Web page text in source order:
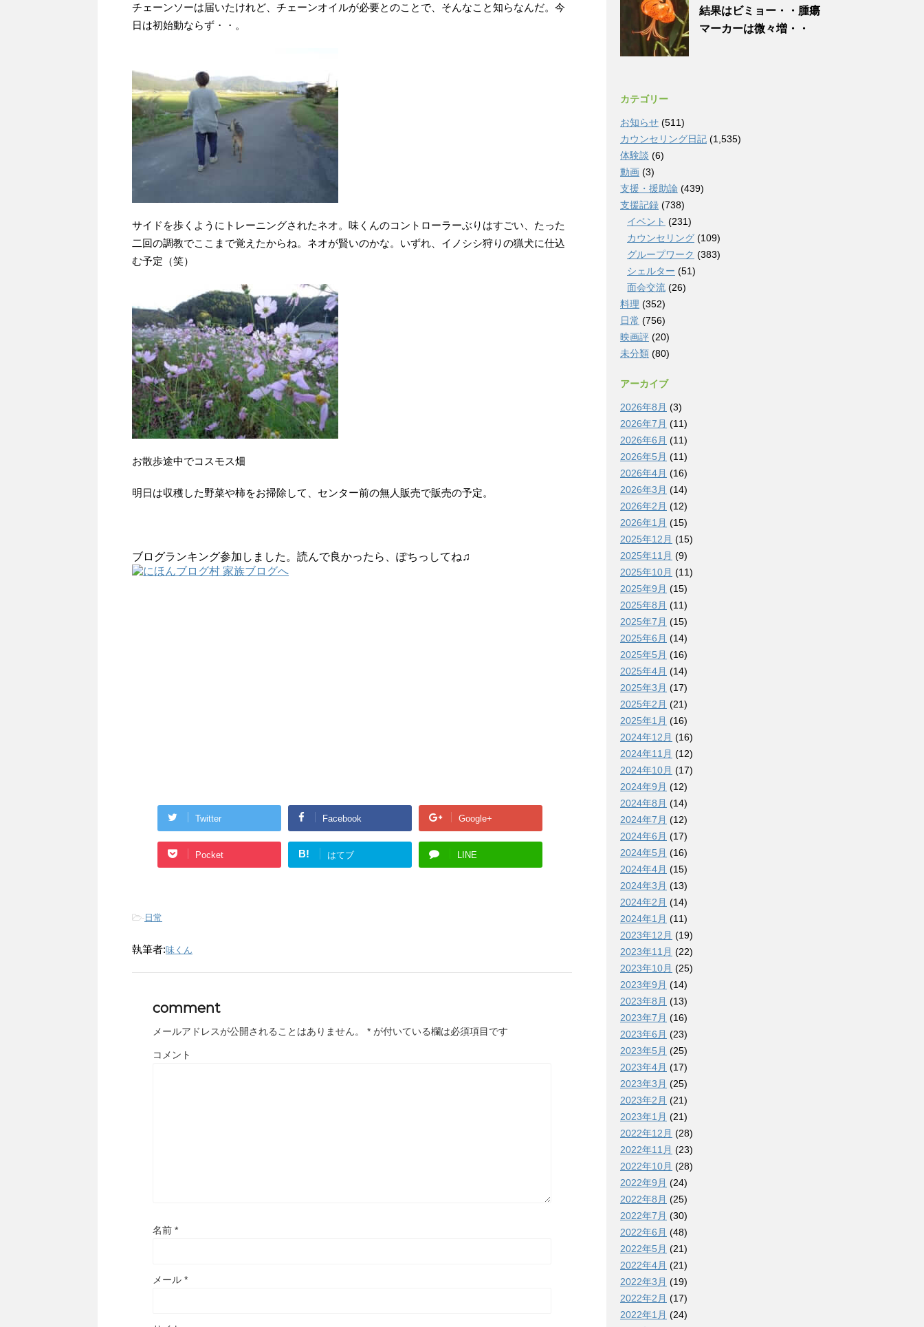
チェーンソーは届いたけれど、チェーンオイルが必要とのことで、そんなこと知らなんだ。今
日は初始動ならず・・。
サイドを歩くようにトレーニングされたネオ。味くんのコントローラーぶりはすごい、たった
二回の調教でここまで覚えたからね。ネオが賢いのかな。いずれ、イノシシ狩りの猟犬に仕込
む予定（笑）
お散歩途中でコスモス畑
明日は収穫した野菜や柿をお掃除して、センター前の無人販売で販売の予定。
ブログランキング参加しました。読んで良かったら、ぽちっしてね♫
Twitter Facebook Google+
Pocket B! はてブ LINE
- 日常
執筆者:味くん
comment
メールアドレスが公開されることはありません。 * が付いている欄は必須項目です
コメント
名前 *
メール *
結果はビミョー・・腫瘍
マーカーは微々増・・
カテゴリー
お知らせ (511)
カウンセリング日記 (1,535)
体験談 (6)
動画 (3)
支援・援助論 (439)
支援記録 (738)
イベント (231)
カウンセリング (109)
グループワーク (383)
シェルター (51)
面会交流 (26)
料理 (352)
日常 (756)
映画評 (20)
未分類 (80)
アーカイブ
2026年8月 (3)
2026年7月 (11)
2026年6月 (11)
2026年5月 (11)
2026年4月 (16)
2026年3月 (14)
2026年2月 (12)
2026年1月 (15)
2025年12月 (15)
2025年11月 (9)
2025年10月 (11)
2025年9月 (15)
2025年8月 (11)
2025年7月 (15)
2025年6月 (14)
2025年5月 (16)
2025年4月 (14)
2025年3月 (17)
2025年2月 (21)
2025年1月 (16)
2024年12月 (16)
2024年11月 (12)
2024年10月 (17)
2024年9月 (12)
2024年8月 (14)
2024年7月 (12)
2024年6月 (17)
2024年5月 (16)
2024年4月 (15)
2024年3月 (13)
2024年2月 (14)
2024年1月 (11)
2023年12月 (19)
2023年11月 (22)
2023年10月 (25)
2023年9月 (14)
2023年8月 (13)
2023年7月 (16)
2023年6月 (23)
2023年5月 (25)
2023年4月 (17)
2023年3月 (25)
2023年2月 (21)
2023年1月 (21)
2022年12月 (28)
2022年11月 (23)
2022年10月 (28)
2022年9月 (24)
2022年8月 (25)
2022年7月 (30)
2022年6月 (48)
2022年5月 (21)
2022年4月 (21)
2022年3月 (19)
2022年2月 (17)
2022年1月 (24)